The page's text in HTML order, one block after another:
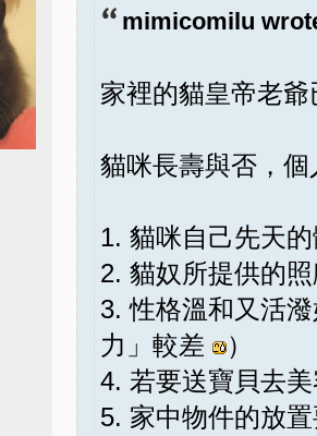
mimicomilu
家裡的貓皇帝老
貓咪長壽與否，
1. 貓咪自己先天
2. 貓奴所提供的
3. 性格溫和又活
力」較差
）
4. 若要送寶貝去
5. 家中物件的放